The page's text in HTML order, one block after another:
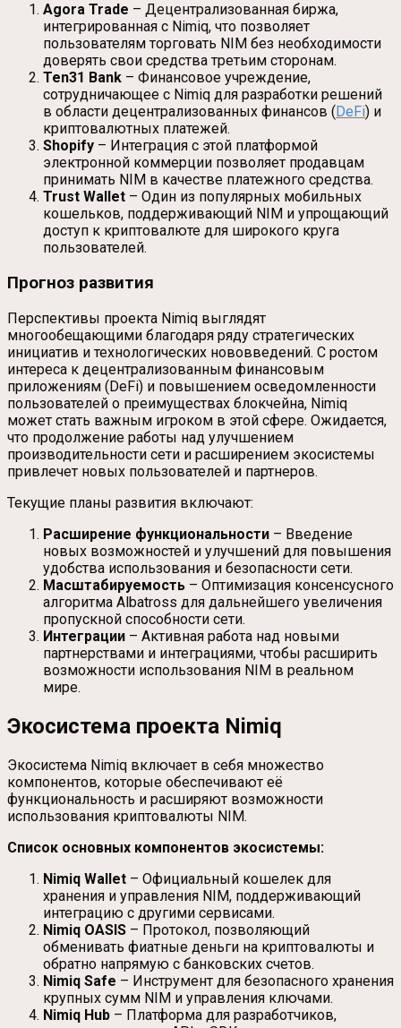
Agora Trade – Децентрализованная биржа,
интегрированная с Nimiq, что позволяет
пользователям торговать NIM без необходимости
доверять свои средства третьим сторонам.
Ten31 Bank – Финансовое учреждение,
сотрудничающее с Nimiq для разработки решений
в области децентрализованных финансов ( DeFi) и
криптовалютных платежей.
Shopify – Интеграция с этой платформой
электронной коммерции позволяет продавцам
принимать NIM в качестве платежного средства.
Trust Wallet – Один из популярных мобильных
кошельков, поддерживающий NIM и упрощающий
доступ к криптовалюте для широкого круга
пользователей.
Прогноз развития
Перспективы проекта Nimiq выглядят
многообещающими благодаря ряду стратегических
инициатив и технологических нововведений. С ростом
интереса к децентрализованным финансовым
приложениям (DeFi) и повышением осведомленности
пользователей о преимуществах блокчейна, Nimiq
может стать важным игроком в этой сфере. Ожидается,
что продолжение работы над улучшением
производительности сети и расширением экосистемы
привлечет новых пользователей и партнеров.
Текущие планы развития включают:
Расширение функциональности – Введение
новых возможностей и улучшений для повышения
удобства использования и безопасности сети.
Масштабируемость – Оптимизация консенсусного
алгоритма Albatross для дальнейшего увеличения
пропускной способности сети.
Интеграции – Активная работа над новыми
партнерствами и интеграциями, чтобы расширить
возможности использования NIM в реальном
мире.
Экосистема проекта Nimiq
Экосистема Nimiq включает в себя множество
компонентов, которые обеспечивают её
функциональность и расширяют возможности
использования криптовалюты NIM.
Список основных компонентов экосистемы:
Nimiq Wallet – Официальный кошелек для
хранения и управления NIM, поддерживающий
интеграцию с другими сервисами.
Nimiq OASIS – Протокол, позволяющий
обменивать фиатные деньги на криптовалюты и
обратно напрямую с банковских счетов.
Nimiq Safe – Инструмент для безопасного хранения
крупных сумм NIM и управления ключами.
Nimiq Hub – Платформа для разработчиков,